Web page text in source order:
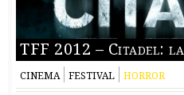
TFF 2012 – Citadel:
CINEMA FESTIVAL HORROR